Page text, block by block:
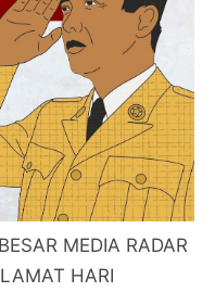
MEDIA RADAR
HARI